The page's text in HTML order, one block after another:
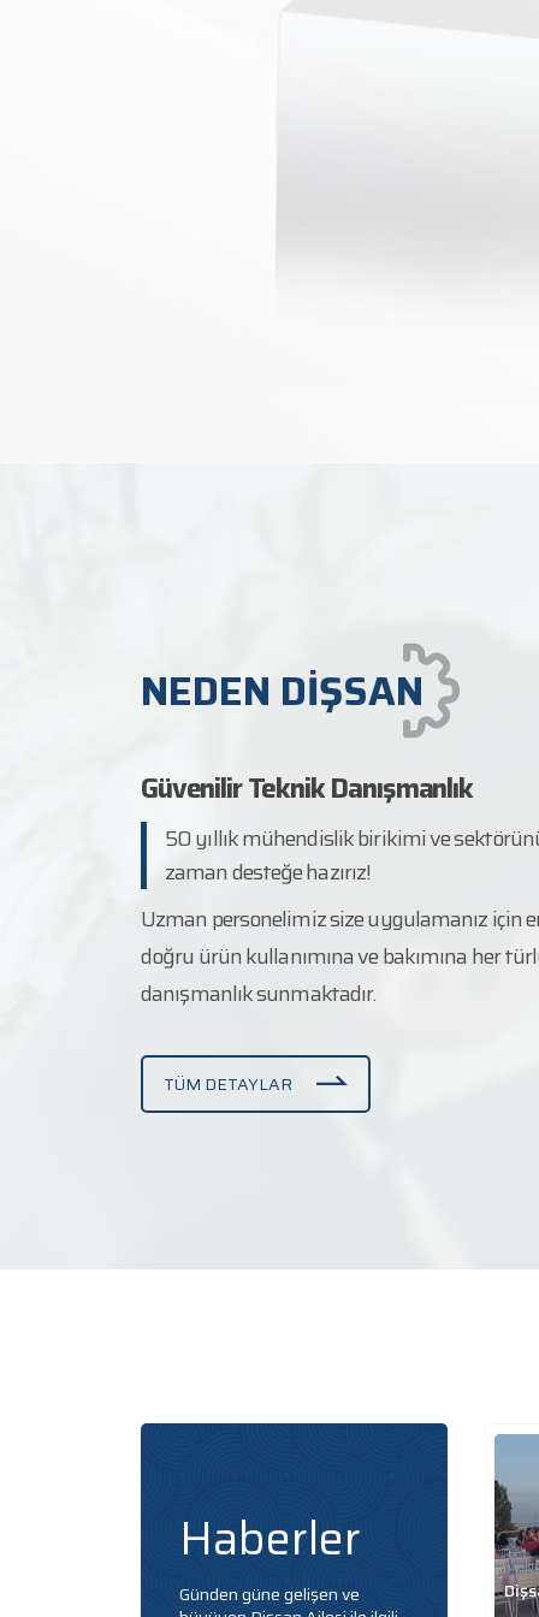
NEDEN DİŞSAN
Güvenilir Teknik Danışmanlık
50 yıllık mühendislik birikimi ve
zaman desteğe hazırız!
Uzman personelimiz size uygulamanız için
doğru ürün kullanımına ve bakımına her
danışmanlık sunmaktadır.
TÜM DETAYLAR
Haberler
Günden güne gelişen ve